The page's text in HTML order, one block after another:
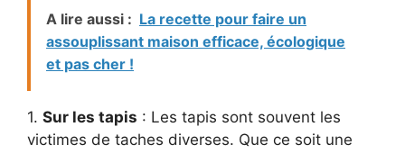
A lire aussi : La recette pour faire un
assouplissant maison efficace, écologique
et pas cher !
1. Sur les tapis : Les tapis sont souvent les
victimes de taches diverses. Que ce soit une